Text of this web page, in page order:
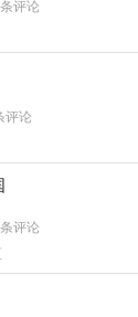
评论
评论
评论